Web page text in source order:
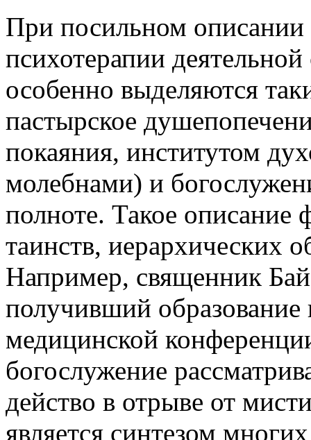
При посильном
психотерапии
особенно выделяются
пастырское
покаяния, институтом
молебнами) и
полноте. Такое описание
таинств, иерархических
Например, священник
получивший образование
медицинской
богослужение
действо в отрыве от
является синтезом